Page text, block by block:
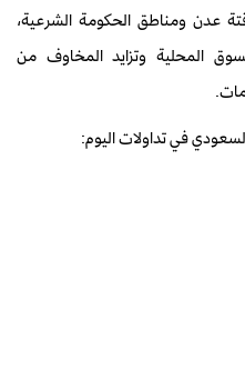
عدن ومناطق الحكومة الشرعية،
المحلية وتزايد المخاوف من
في تداولات اليوم: